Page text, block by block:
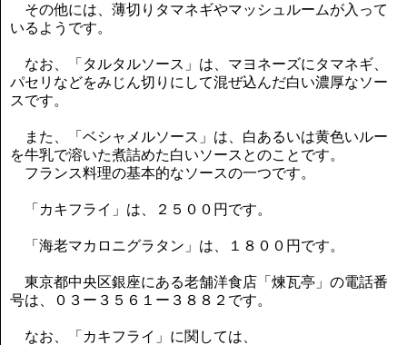
その他には、薄切りタマネギやマッシュルームが入って
いるようです。
なお、「タルタルソース」は、マヨネーズにタマネギ、
パセリなどをみじん切りにして混ぜ込んだ白い濃厚なソー
スです。
また、「ベシャメルソース」は、白あるいは黄色いルー
を牛乳で溶いた煮詰めた白いソースとのことです。
フランス料理の基本的なソースの一つです。
「カキフライ」は、２５００円です。
「海老マカロニグラタン」は、１８００円です。
東京都中央区銀座にある老舗洋食店「煉瓦亭」の電話番
号は、０３ー３５６１ー３８８２です。
なお、「カキフライ」に関しては、